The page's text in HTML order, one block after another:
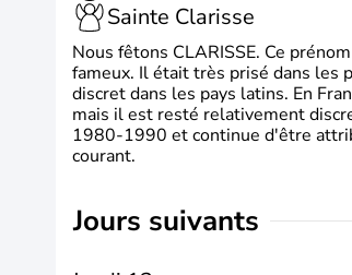
Sainte Clarisse
Nous fêtons CLARISSE. Ce
fameux. Il était très prisé dans les
discret dans les pays latins. En
mais il est resté relativement
1980-1990 et continue d'être
courant.
jours suivants